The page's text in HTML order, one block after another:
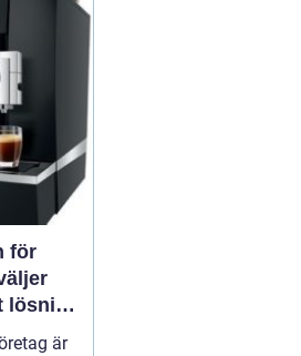
för
lösning
är